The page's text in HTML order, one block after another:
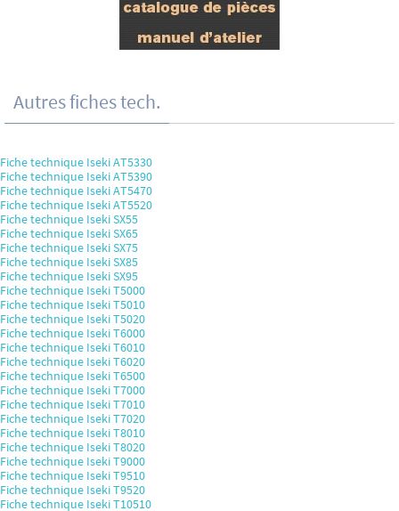
Autres fiches tech.
Fiche technique Iseki AT5330
Fiche technique Iseki AT5390
Fiche technique Iseki AT5470
Fiche technique Iseki AT5520
Fiche technique Iseki SX55
Fiche technique Iseki SX65
Fiche technique Iseki SX75
Fiche technique Iseki SX85
Fiche technique Iseki SX95
Fiche technique Iseki T5000
Fiche technique Iseki T5010
Fiche technique Iseki T5020
Fiche technique Iseki T6000
Fiche technique Iseki T6010
Fiche technique Iseki T6020
Fiche technique Iseki T6500
Fiche technique Iseki T7000
Fiche technique Iseki T7010
Fiche technique Iseki T7020
Fiche technique Iseki T8010
Fiche technique Iseki T8020
Fiche technique Iseki T9000
Fiche technique Iseki T9510
Fiche technique Iseki T9520
Fiche technique Iseki T10510